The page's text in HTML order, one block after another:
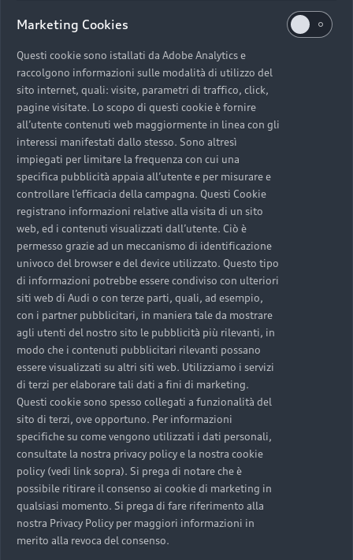
Marketing Cookies
Questi cookie sono istallati da Adobe Analytics e
raccolgono informazioni sulle modalità di utilizzo del
sito internet, quali: visite, parametri di traffico, click,
pagine visitate. Lo scopo di questi cookie è fornire
all’utente contenuti web maggiormente in linea con gli
interessi manifestati dallo stesso. Sono altresì
impiegati per limitare la frequenza con cui una
specifica pubblicità appaia all’utente e per misurare e
controllare l’efficacia della campagna. Questi Cookie
registrano informazioni relative alla visita di un sito
web, ed i contenuti visualizzati dall’utente. Ciò è
permesso grazie ad un meccanismo di identificazione
univoco del browser e del device utilizzato. Questo tipo
di informazioni potrebbe essere condiviso con ulteriori
siti web di Audi o con terze parti, quali, ad esempio,
con i partner pubblicitari, in maniera tale da mostrare
agli utenti del nostro sito le pubblicità più rilevanti, in
modo che i contenuti pubblicitari rilevanti possano
essere visualizzati su altri siti web. Utilizziamo i servizi
di terzi per elaborare tali dati a fini di marketing.
Questi cookie sono spesso collegati a funzionalità del
sito di terzi, ove opportuno. Per informazioni
specifiche su come vengono utilizzati i dati personali,
consultate la nostra privacy policy e la nostra cookie
policy (vedi link sopra). Si prega di notare che è
possibile ritirare il consenso ai cookie di marketing in
qualsiasi momento. Si prega di fare riferimento alla
nostra Privacy Policy per maggiori informazioni in
merito alla revoca del consenso.
All-Service 2026.
Ottenere il massimo non è mai stato così semplice.
Scopri di più
Riservata alle vetture con anzianità superiore ai 5 anni.